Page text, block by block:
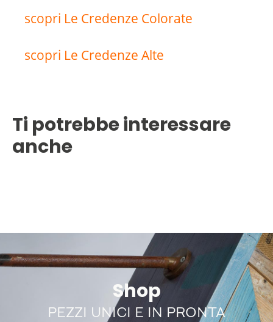
scopri Le Credenze Colorate
scopri Le Credenze Alte
Ti potrebbe interessare
anche
Shop
PEZZI UNICI E IN PRONTA